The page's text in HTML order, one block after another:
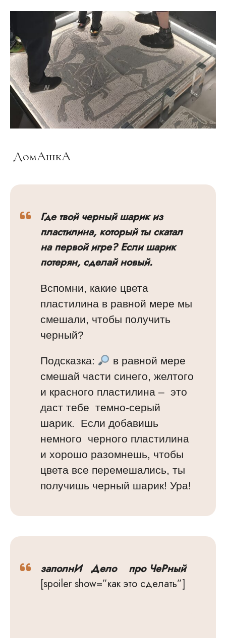
ДомАшкА
Где твой черный шарик из
пластилина, который ты скатал
на первой игре? Если шарик
потерян, сделай новый.
Вспомни, какие цвета
пластилина в равной мере мы
смешали, чтобы получить
черный?
Подсказка:
в равной мере
смешай части синего, желтого
и красного пластилина – это
даст тебе темно-серый
шарик. Если добавишь
немного черного пластилина
и хорошо разомнешь, чтобы
цвета все перемешались, ты
получишь черный шарик! Ура!
заполнИ Дело про ЧеРный
[spoiler show=”как это сделать”]